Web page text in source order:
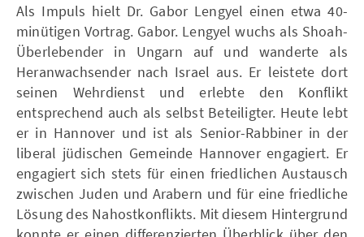
Als Impuls hielt Dr. Gabor Lengyel einen etwa 40-
minütigen Vortrag. Gabor. Lengyel wuchs als Shoah-
Überlebender in Ungarn auf und wanderte als
Heranwachsender nach Israel aus. Er leistete dort
seinen Wehrdienst und erlebte den Konflikt
entsprechend auch als selbst Beteiligter. Heute lebt
er in Hannover und ist als Senior-Rabbiner in der
liberal jüdischen Gemeinde Hannover engagiert. Er
engagiert sich stets für einen friedlichen Austausch
zwischen Juden und Arabern und für eine friedliche
Lösung des Nahostkonflikts. Mit diesem Hintergrund